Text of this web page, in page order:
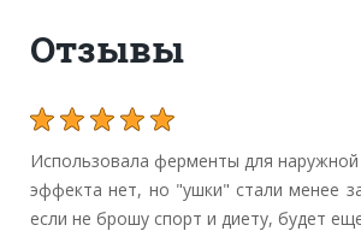
Отзывы
Использовала ферменты для наружной
эффекта нет, но "ушки" стали менее
если не брошу спорт и диету, будет